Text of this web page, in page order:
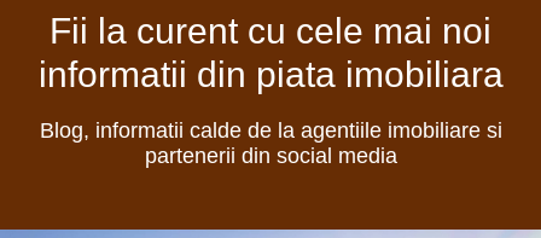
Fii la curent cu cele mai noi
informatii din piata imobiliara
Blog, informatii calde de la agentiile imobiliare si
partenerii din social media